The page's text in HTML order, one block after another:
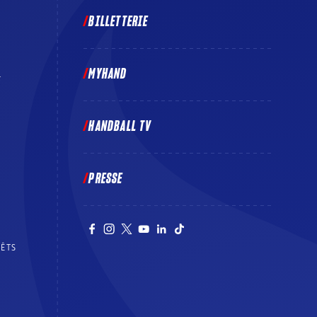
BILLETTERIE
MYHAND
HANDBALL TV
PRESSE